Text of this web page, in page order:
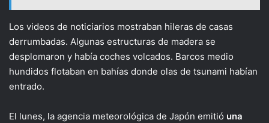
Los videos de noticiarios mostraban hileras de casas
derrumbadas. Algunas estructuras de madera se
desplomaron y había coches volcados. Barcos medio
hundidos flotaban en bahías donde olas de tsunami habían
entrado.
El lunes, la agencia meteorológica de Japón emitió una